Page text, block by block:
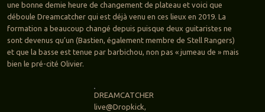
une bonne demie heure de changement de plateau et voici que
déboule Dreamcatcher qui est déjà venu en ces lieux en 2019. La
formation a beaucoup changé depuis puisque deux guitaristes ne
sont devenus qu’un (Bastien, également membre de Stell Rangers)
et que la basse est tenue par barbichou, non pas « jumeau de » mais
bien le pré-cité Olivier.
DREAMCATCHER
live@Dropkick,